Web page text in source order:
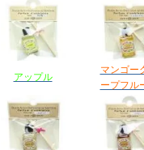
アップル
マンゴー
ープフル